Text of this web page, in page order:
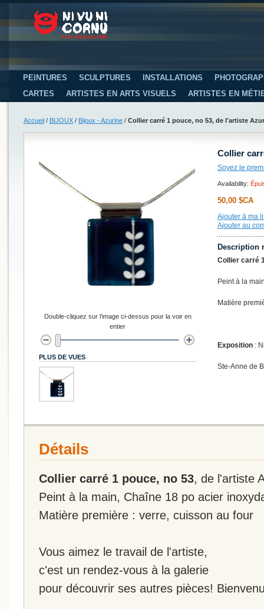
PEINTURES SCULPTURES INSTALLATIONS
CARTES
ARTISTES EN ARTS VISUELS ARTISTES EN
Accueil / BIJOUX / Bijoux - Azurine / Collier carré 1 pouce, no 53, de l'artiste
Collier
Soyez le
Availability:
50,00 $CA
Ajouter à ma
Ajouter au
Description
Collier carré
Peint à la
Matière
Exposition :
Ste-Anne de
Double-cliquez sur l'image ci-dessus pour la voir en
entier
PLUS DE VUES
Détails
Collier carré 1 pouce, no 53, de l'artiste
Peint à la main, Chaîne 18 po acier
Matière première : verre, cuisson au four
Vous aimez le travail de l'artiste,
c'est un rendez-vous à la galerie
pour découvrir ses autres pièces!